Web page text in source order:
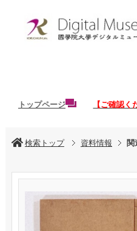
トップページ
【ご確認
検索トップ 資料情報 関